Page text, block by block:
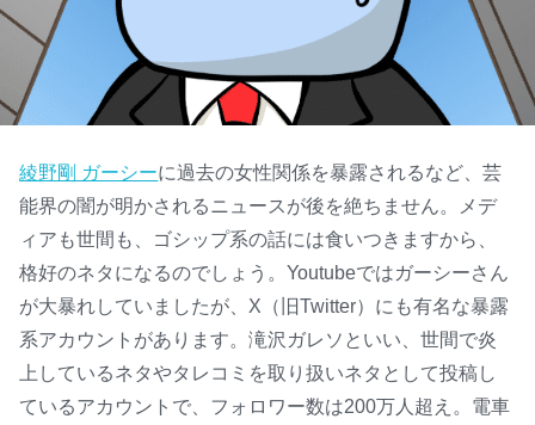
綾野剛 ガーシーに過去の女性関係を暴露されるなど、芸
能界の闇が明かされるニュースが後を絶ちません。メデ
ィアも世間も、ゴシップ系の話には食いつきますから、
格好のネタになるのでしょう。Youtubeではガーシーさん
が大暴れしていましたが、X（旧Twitter）にも有名な暴露
系アカウントがあります。滝沢ガレソといい、世間で炎
上しているネタやタレコミを取り扱いネタとして投稿し
ているアカウントで、フォロワー数は200万人超え。電車